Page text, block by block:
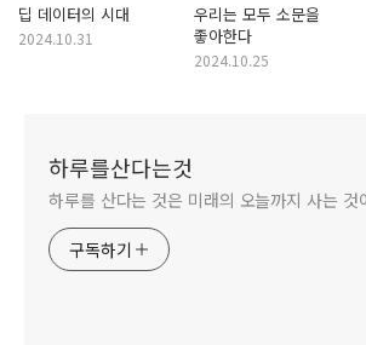
딥 데이터의 시대
2024.10.31
우리는 모두 소문을
좋아한다
2024.10.25
하루를산다는것
하루를 산다는 것은 미래의 오늘까지 사는 것
구독하기